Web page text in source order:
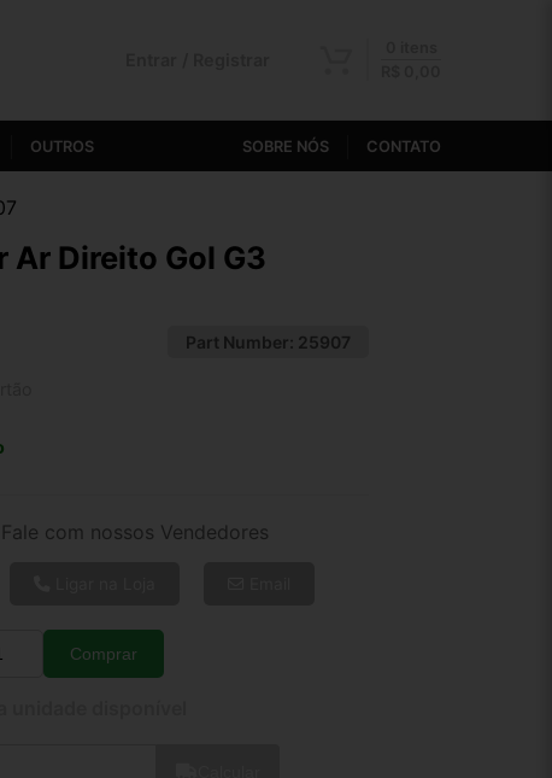
OUTROS SOBRE NÓS CONTATO
Direito Gol G3
Part Number: 25907
com nossos Vendedores
Quantidade
Comprar